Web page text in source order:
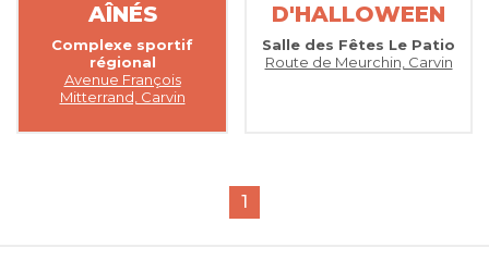
AÎNÉS
Complexe sportif
régional
Avenue François
Mitterrand, Carvin
D'HALLOWEEN
Salle des Fêtes Le Patio
Route de Meurchin, Carvin
1